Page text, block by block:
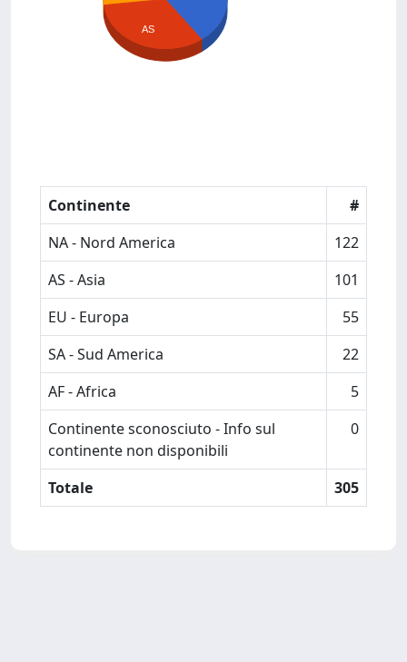
AS
Continente
#
NA - Nord America
122
AS - Asia
101
EU - Europa
55
SA - Sud America
22
AF - Africa
5
Continente sconosciuto - Info sul
continente non disponibili
0
Totale 305